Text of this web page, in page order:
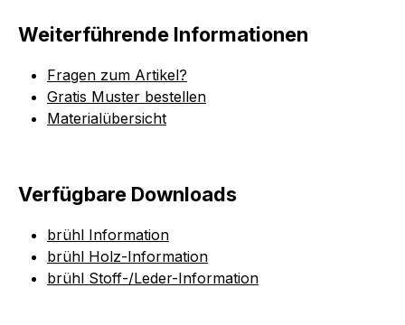
Weiterführende Informationen
Fragen zum Artikel?
Gratis Muster bestellen
Materialübersicht
Verfügbare Downloads
brühl Information
brühl Holz-Information
brühl Stoff-/Leder-Information